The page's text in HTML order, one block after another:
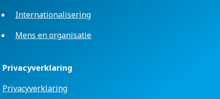
Internationalisering
Mens en organisatie
Privacyverklaring
Privacyverklaring